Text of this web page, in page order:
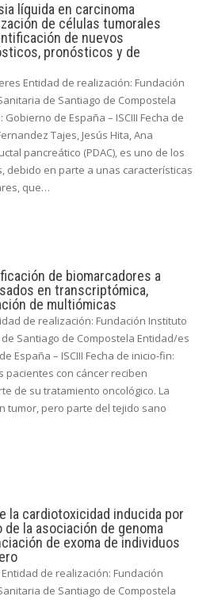
líquida en carcinoma
de células tumorales
de nuevos
pronósticos y de
Entidad de realización: Fundación
de Santiago de Compostela
de España – ISCIII Fecha de
Tajes, Jesús Hita, Ana
pancreático (PDAC), es uno de los
debido en parte a unas características
que…
de biomarcadores a
en transcriptómica,
de multiómicas
de realización: Fundación Instituto
Santiago de Compostela Entidad/es
España – ISCIII Fecha de inicio-fin:
pacientes con cáncer reciben
de su tratamiento oncológico. La
tumor, pero parte del tejido sano
la cardiotoxicidad inducida por
la asociación de genoma
de exoma de individuos
Entidad de realización: Fundación
de Santiago de Compostela